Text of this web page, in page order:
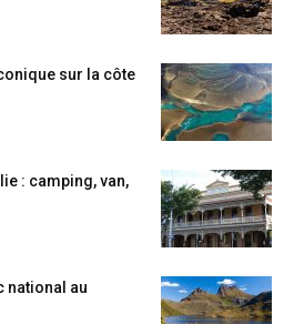
sur la côte
: camping, van,
national au